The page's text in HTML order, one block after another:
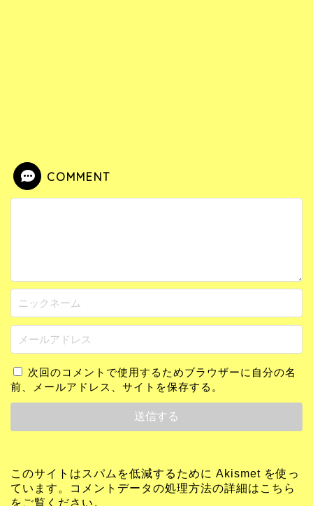
COMMENT
次回のコメントで使用するためブラウザーに自分の名
前、メールアドレス、サイトを保存する。
このサイトはスパムを低減するために Akismet を使っ
ています。
コメントデータの処理方法の詳細はこちら
をご覧ください 。